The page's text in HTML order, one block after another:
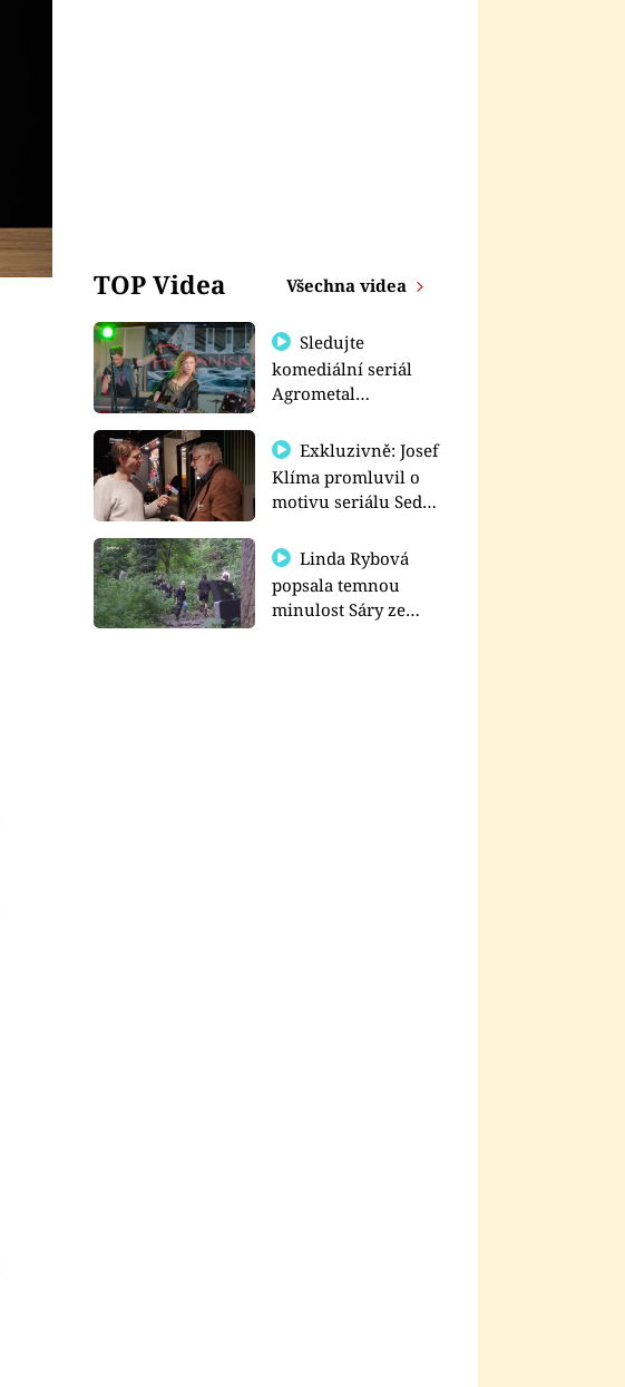
TOP Videa Všechna videa
Sledujte
komediální seriál
Agrometal
prima+
Exkluzivně: Josef
Klíma promluvil o
motivu seriálu Sedm
Linda Rybová
popsala temnou
minulost Sáry ze